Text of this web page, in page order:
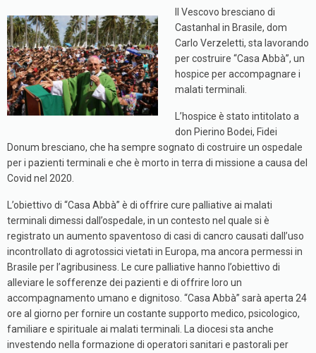
Il Vescovo bresciano di
Castanhal in Brasile, dom
Carlo Verzeletti, sta lavorando
per costruire “Casa Abbà”, un
hospice per accompagnare i
malati terminali.
L’hospice è stato intitolato a
don Pierino Bodei, Fidei
Donum bresciano, che ha sempre sognato di costruire un ospedale
per i pazienti terminali e che è morto in terra di missione a causa del
Covid nel 2020.
L’obiettivo di “Casa Abbà” è di offrire cure palliative ai malati
terminali dimessi dall’ospedale, in un contesto nel quale si è
registrato un aumento spaventoso di casi di cancro causati dall’uso
incontrollato di agrotossici vietati in Europa, ma ancora permessi in
Brasile per l’agribusiness. Le cure palliative hanno l’obiettivo di
alleviare le sofferenze dei pazienti e di offrire loro un
accompagnamento umano e dignitoso. “Casa Abbà” sarà aperta 24
ore al giorno per fornire un costante supporto medico, psicologico,
familiare e spirituale ai malati terminali. La diocesi sta anche
investendo nella formazione di operatori sanitari e pastorali per